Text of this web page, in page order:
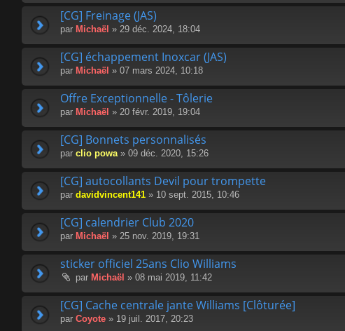
[CG] Freinage (JAS)
par Michaël » 29 déc. 2024, 18:04
[CG] échappement Inoxcar (JAS)
par Michaël » 07 mars 2024, 10:18
Offre Exceptionnelle - Tôlerie
par Michaël » 20 févr. 2019, 19:04
[CG] Bonnets personnalisés
par clio powa» 09 déc. 2020, 15:26
[CG] autocollants Devil pour trompette
par davidvincent141 » 10 sept. 2015, 10:46
[CG] calendrier Club 2020
par Michaël » 25 nov. 2019, 19:31
sticker officiel 25ans Clio Williams
par Michaël » 08 mai 2019, 11:42
[CG] Cache centrale jante Williams [Clôturée]
par Coyote » 19 juil. 2017, 20:23